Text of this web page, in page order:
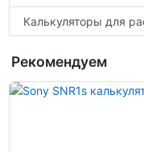
Калькуляторы для
Рекомендуем